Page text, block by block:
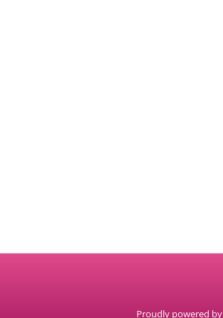
Proudly powered by